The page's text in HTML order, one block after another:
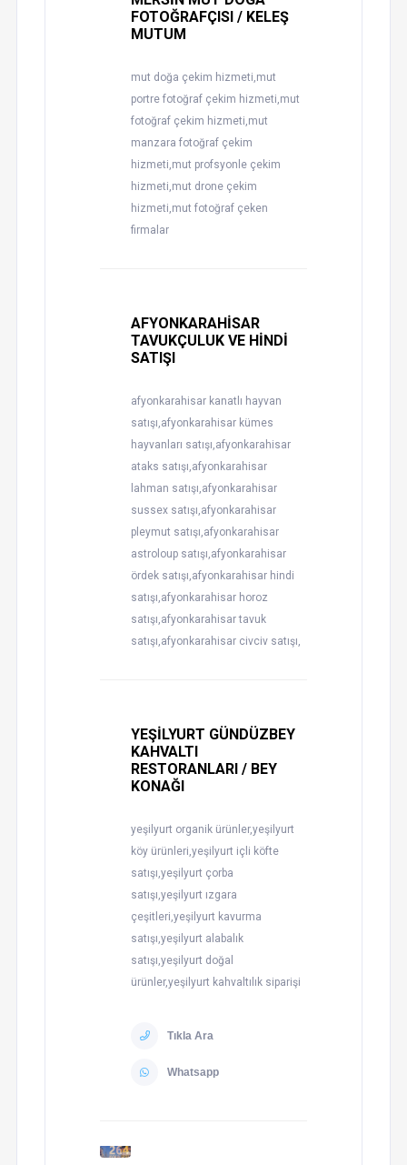
FOTOĞRAFÇISI / KELEŞ
MUTUM
mut doğa çekim hizmeti,mut
portre fotoğraf çekim hizmeti,mut
fotoğraf çekim hizmeti,mut
manzara fotoğraf çekim
hizmeti,mut profsyonle çekim
hizmeti,mut drone çekim
hizmeti,mut fotoğraf çeken
firmalar
AFYONKARAHİSAR
TAVUKÇULUK VE HİNDİ
SATIŞI
afyonkarahisar kanatlı hayvan
satışı,afyonkarahisar kümes
hayvanları satışı,afyonkarahisar
ataks satışı,afyonkarahisar
lahman satışı,afyonkarahisar
sussex satışı,afyonkarahisar
pleymut satışı,afyonkarahisar
astroloup satışı,afyonkarahisar
ördek satışı,afyonkarahisar hindi
satışı,afyonkarahisar horoz
satışı,afyonkarahisar tavuk
satışı,afyonkarahisar civciv satışı,
YEŞİLYURT GÜNDÜZBEY
KAHVALTI
RESTORANLARI / BEY
KONAĞI
yeşilyurt organik ürünler,yeşilyurt
köy ürünleri,yeşilyurt içli köfte
satışı,yeşilyurt çorba
satışı,yeşilyurt ızgara
çeşitleri,yeşilyurt kavurma
satışı,yeşilyurt alabalık
satışı,yeşilyurt doğal
ürünler,yeşilyurt kahvaltılık siparişi
Tıkla Ara
Whatsapp